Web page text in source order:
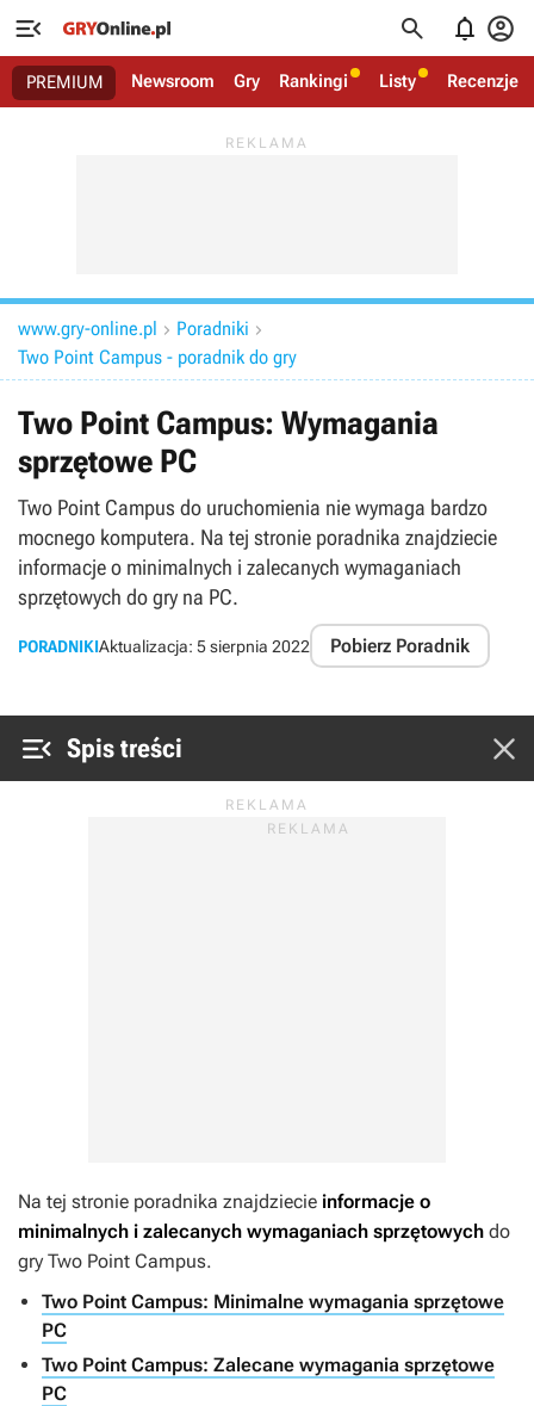
   
PREMIUM Newsroom Gry Rankingi Listy Recenzje
www.gry-online.pl  Poradniki 
Two Point Campus - poradnik do gry
Two Point Campus: Wymagania
sprzętowe PC
Two Point Campus do uruchomienia nie wymaga bardzo
mocnego komputera. Na tej stronie poradnika znajdziecie
informacje o minimalnych i zalecanych wymaganiach
sprzętowych do gry na PC.
PORADNIKIAktualizacja: 5 sierpnia 2022 Pobierz Poradnik
 Spis treści 
Na tej stronie poradnika znajdziecie informacje o
minimalnych i zalecanych wymaganiach sprzętowych do
gry Two Point Campus.
Two Point Campus: Minimalne wymagania sprzętowe
PC
Two Point Campus: Zalecane wymagania sprzętowe
PC